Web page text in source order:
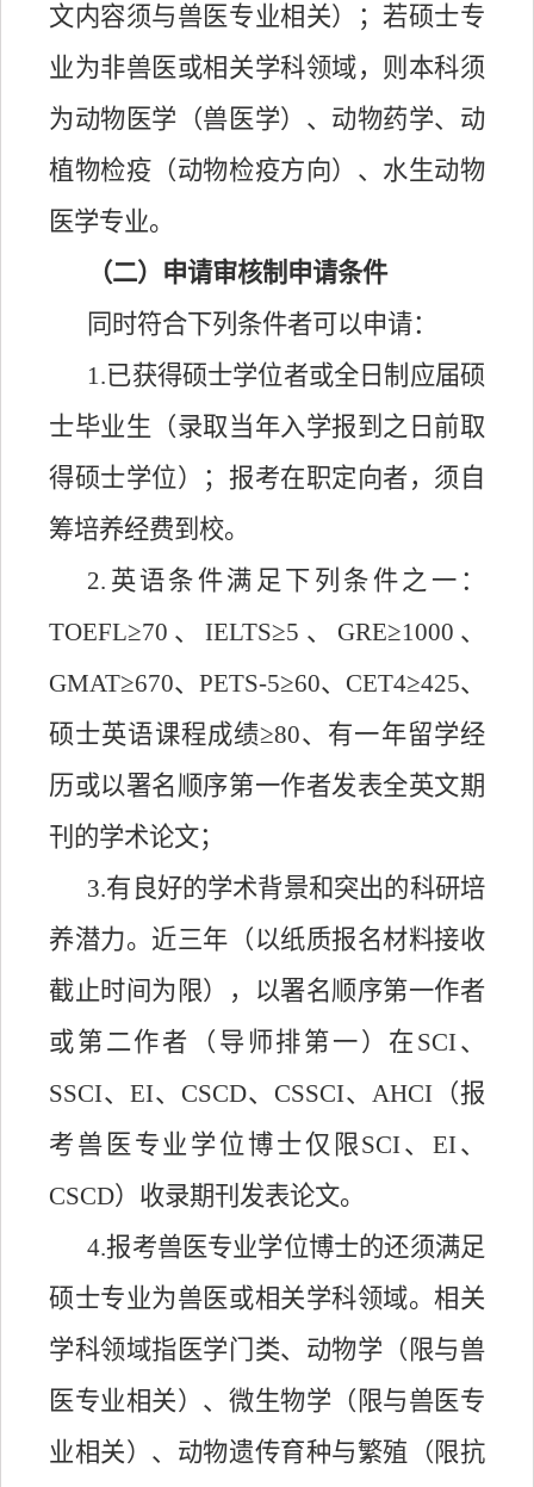
文内容须与兽医专业相关）；若硕士专
业为非兽医或相关学科领域，则本科须
为动物医学（兽医学）、动物药学、动
植物检疫（动物检疫方向）、水生动物
医学专业。
（二）申请审核制申请条件
同时符合下列条件者可以申请：
1.已获得硕士学位者或全日制应届硕
士毕业生（录取当年入学报到之日前取
得硕士学位）；报考在职定向者，须自
筹培养经费到校。
2.英语条件满足下列条件之一：
TOEFL≥70、IELTS≥5、GRE≥1000、
GMAT≥670、PETS-5≥60、CET4≥425、
硕士英语课程成绩≥80、有一年留学经
历或以署名顺序第一作者发表全英文期
刊的学术论文；
3.有良好的学术背景和突出的科研培
养潜力。近三年（以纸质报名材料接收
截止时间为限），以署名顺序第一作者
或第二作者（导师排第一）在SCI、
SSCI、EI、CSCD、CSSCI、AHCI （报
考兽医专业学位博士仅限SCI、EI、
CSCD） 收录期刊发表论文。
4.报考兽医专业学位博士的还须满足
硕士专业为兽医或相关学科领域。相关
学科领域指医学门类、动物学（限与兽
医专业相关）、微生物学（限与兽医专
业相关）、动物遗传育种与繁殖（限抗